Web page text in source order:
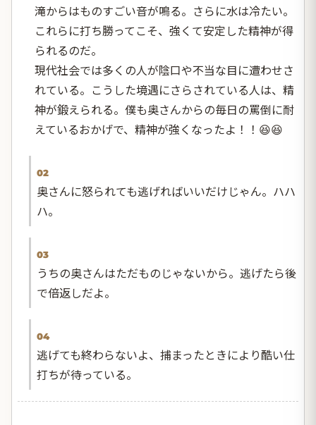
滝からはものすごい音が鳴る。さらに水は冷たい。
これらに打ち勝ってこそ、強くて安定した精神が得
られるのだ。
現代社会では多くの人が陰口や不当な目に遭わせさ
れている。こうした境遇にさらされている人は、精
神が鍛えられる。僕も奥さんからの毎日の罵倒に耐
えているおかげで、精神が強くなったよ！！😆😆
02
奥さんに怒られても逃げればいいだけじゃん。ハハ
ハ。
03
うちの奥さんはただものじゃないから。逃げたら後
で倍返しだよ。
04
逃げても終わらないよ、捕まったときにより酷い仕
打ちが待っている。